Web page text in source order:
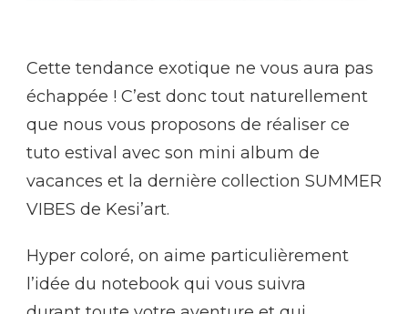
Cette tendance exotique ne vous aura pas
échappée ! C’est donc tout naturellement
que nous vous proposons de réaliser ce
tuto estival avec son mini album de
vacances et la dernière collection SUMMER
VIBES de Kesi’art.
Hyper coloré, on aime particulièrement
l’idée du notebook qui vous suivra